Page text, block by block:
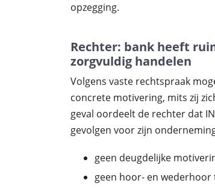
opzegging.
Rechter: bank heeft
zorgvuldig handelen
Volgens vaste rechtspraak
concrete motivering, mits zij
geval oordeelt de rechter dat
gevolgen voor zijn
geen deugdelijke
geen hoor- en wederhoor